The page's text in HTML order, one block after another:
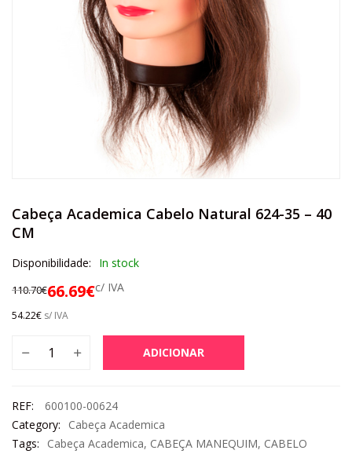
Cabeça Academica Cabelo Natural 624-35 – 40
CM
Disponibilidade: In stock
110.70€66.69€c/ IVA
54.22€ s/ IVA
ADICIONAR
REF:
600100-00624
Category:
Cabeça Academica
Tags:
Cabeça Academica, CABEÇA MANEQUIM, CABELO